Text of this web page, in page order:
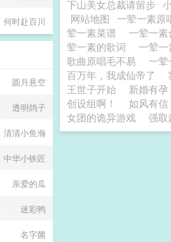
下山美女总裁请留步
网站地图 一荤一素原
荤一素菜谱
一荤一素
荤一素的歌词
一荤一
歌曲原唱毛不易
一荤
百万年，我成仙帝了
王世子开始
新婚有孕
创设组啊！
如风有信
女团的诡异游戏
强取
何时赴百川
圆月悬空
透明鸽子
清清小鱼瀚
中华小铁匠
亲爱的瓜
迷彩鸭
名字菌